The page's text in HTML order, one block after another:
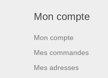
Mon compte
Mon compte
Mes commandes
Mes adresses